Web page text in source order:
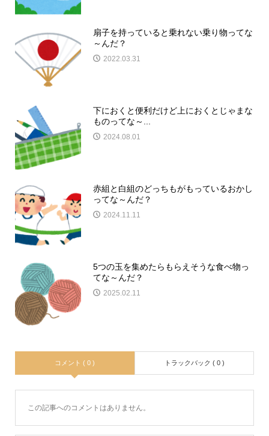
扇子を持っていると乗れない乗り物ってな
～んだ？
2022.03.31
下におくと便利だけど上におくとじゃまな
ものってな～...
2024.08.01
赤組と白組のどっちもがもっているおかし
ってな～んだ？
2024.11.11
5つの玉を集めたらもらえそうな食べ物っ
てな～んだ？
2025.02.11
コメント ( 0 ) トラックバック ( 0 )
この記事へのコメントはありません。